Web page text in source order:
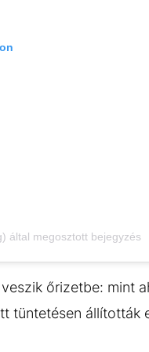
által megosztott bejegyzés
őrizetbe: mint
tüntetésen állították